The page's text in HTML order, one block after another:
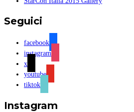
Seguici
facebook
instagram
x
youtube
tiktok
Instagram